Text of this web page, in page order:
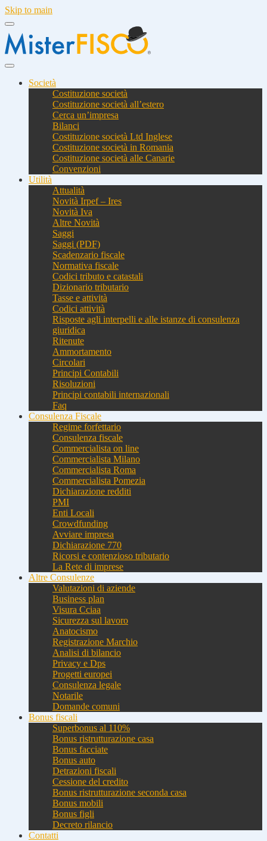
Skip to main
Società
Costituzione società
Costituzione società all’estero
Cerca un’impresa
Bilanci
Costituzione società Ltd Inglese
Costituzione società in Romania
Costituzione società alle Canarie
Convenzioni
Utilità
Attualità
Novità Irpef – Ires
Novità Iva
Altre Novità
Saggi
Saggi (PDF)
Scadenzario fiscale
Normativa fiscale
Codici tributo e catastali
Dizionario tributario
Tasse e attività
Codici attività
Risposte agli interpelli e alle istanze di consulenza
giuridica
Ritenute
Ammortamento
Circolari
Principi Contabili
Risoluzioni
Principi contabili internazionali
Faq
Consulenza Fiscale
Regime forfettario
Consulenza fiscale
Commercialista on line
Commercialista Milano
Commercialista Roma
Commercialista Pomezia
Dichiarazione redditi
PMI
Enti Locali
Crowdfunding
Avviare impresa
Dichiarazione 770
Ricorsi e contenzioso tributario
La Rete di imprese
Altre Consulenze
Valutazioni di aziende
Business plan
Visura Cciaa
Sicurezza sul lavoro
Anatocismo
Registrazione Marchio
Analisi di bilancio
Privacy e Dps
Progetti europei
Consulenza legale
Notarile
Domande comuni
Bonus fiscali
Superbonus al 110%
Bonus ristrutturazione casa
Bonus facciate
Bonus auto
Detrazioni fiscali
Cessione del credito
Bonus ristrutturazione seconda casa
Bonus mobili
Bonus figli
Decreto rilancio
Contatti